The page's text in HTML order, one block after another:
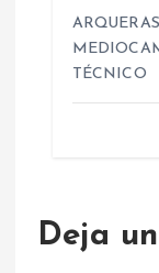
TÉCNICO
Deja